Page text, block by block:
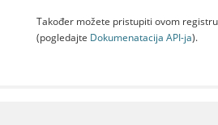
Također možete pristupiti ovom
(pogledajte Dokumenаtаcijа API-jа).